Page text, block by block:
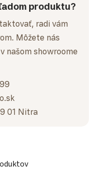
produktu?
radi vám
Môžete nás
našom showroome
01 Nitra